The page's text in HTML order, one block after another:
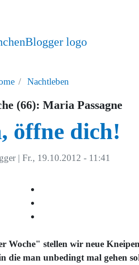
Nachtleben
(66): Maria Passagne
öffne dich!
| Fr., 19.10.2012 - 11:41
Woche" stellen wir neue
die man unbedingt mal gehen